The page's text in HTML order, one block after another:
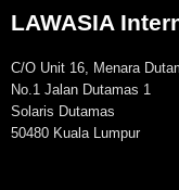
LAWASIA
C/O Unit 16, Menara
No.1 Jalan Dutamas 1
Solaris Dutamas
50480 Kuala Lumpur